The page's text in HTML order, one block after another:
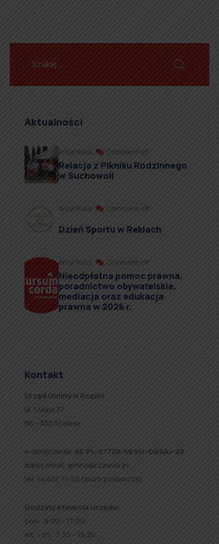
Aktualności
Artur Ruka Comment off
Relacja z Pikniku Rodzinnego
w Suchowoli
Artur Ruka Comment off
Dzień Sportu w Reklach
Artur Ruka Comment off
Nieodpłatna pomoc prawna,
poradnictwo obywatelskie,
mediacja oraz edukacja
prawna w 2026 r.
Kontakt
Urząd Gminy w Rząśni
ul. 1 Maja 37
98 – 332 Rząśnia
e-doręczenia: AE:PL-57726-56911-GBSAJ-23
adres email: gmina@rzasnia.pl
tel. 44 631-71-22 (biuro podawcze)
Godziny otwarcia Urzędu:
pon.: 9:00 – 17:00
wt. – pt.: 7:30 – 15:30